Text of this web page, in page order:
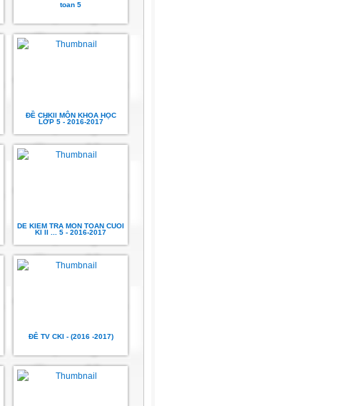
toan 5
ĐỀ CHKII MÔN KHOA HỌC
LỚP 5 - 2016-2017
DE KIEM TRA MON TOAN CUOI
KI II ... 5 - 2016-2017
ĐÊ TV CKI - (2016 -2017)